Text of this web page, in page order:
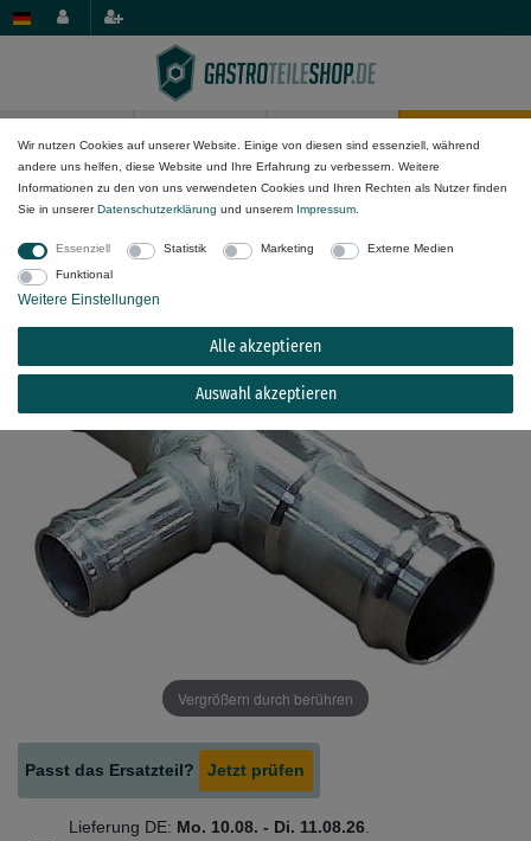
Wasser-Komponenten Fittinge & Schlauchanschlüsse T-Stücke
Vergrößern durch berühren
Passt das Ersatzteil? Jetzt prüfen
Lieferung DE: Mo. 10.08. - Di. 11.08.26
Wir nutzen Cookies auf unserer Website. Einige von diesen sind essenziell, während
andere uns helfen, diese Website und Ihre Erfahrung zu verbessern. Weitere
Informationen zu den von uns verwendeten Cookies und Ihren Rechten als Nutzer finden
Sie in unsererDaten­schutz­erklärung und unserem Impressum
Essenziell Statistik Marketing
Externe Medien
Funktional
Weitere Einstellungen
Alle akzeptieren
Auswahl akzeptieren